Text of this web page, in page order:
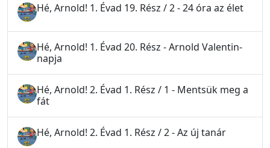
Hé, Arnold! 1. Évad 19. Rész / 2 - 24 óra az élet
Hé, Arnold! 1. Évad 20. Rész - Arnold Valentin-
napja
Hé, Arnold! 2. Évad 1. Rész / 1 - Mentsük meg a
fát
Hé, Arnold! 2. Évad 1. Rész / 2 - Az új tanár